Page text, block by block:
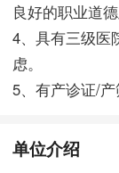
良好的职业道
4、具有三级医
虑。
5、有产诊证/产
单位介绍